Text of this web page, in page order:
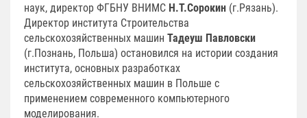
наук, директор ФГБНУ ВНИМС Н.Т.Сорокин (г.Рязань).
Директор института Строительства
сельскохозяйственных машин Тадеуш Павловски
(г.Познань, Польша) остановился на истории создания
института, основных разработках
сельскохозяйственных машин в Польше с
применением современного компьютерного
моделирования.